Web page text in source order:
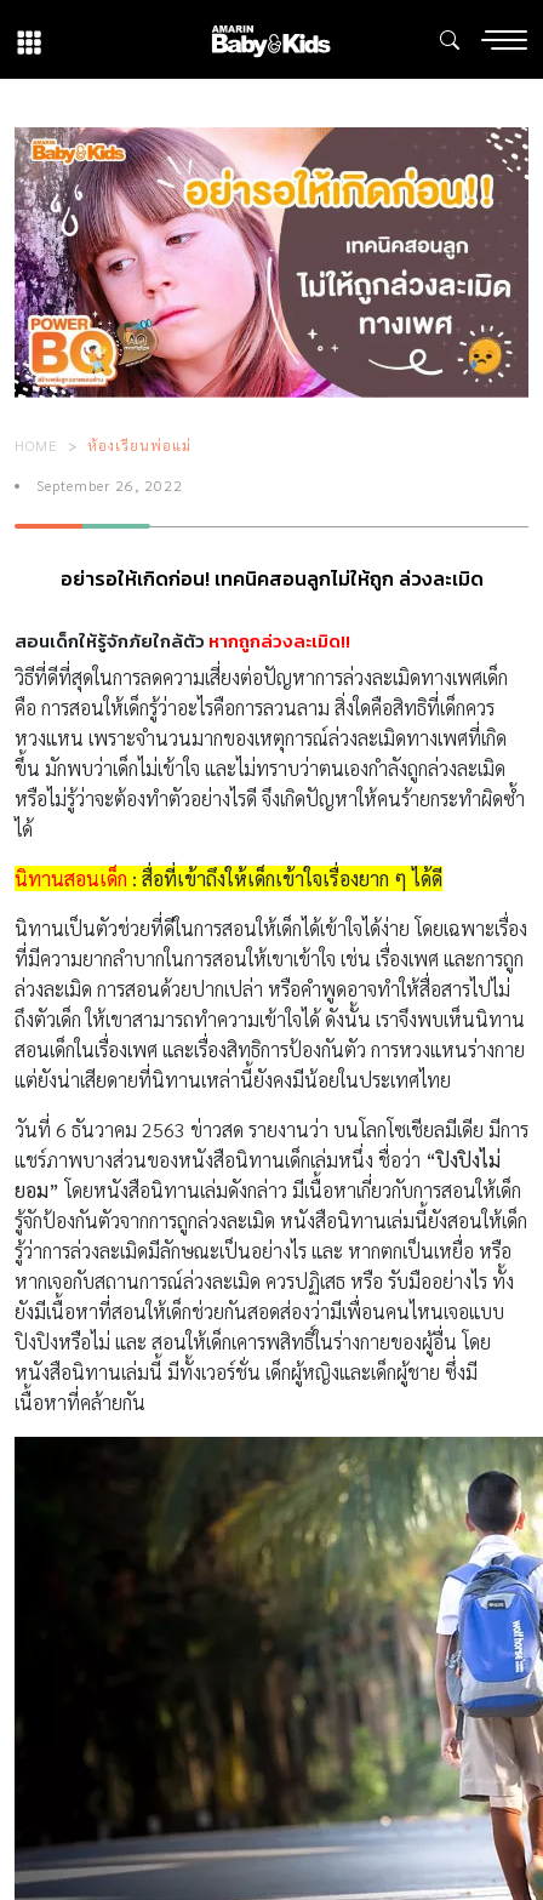
HOME ห้องเรียนพ่อแม่
September 26, 2022
อย่ารอให้เกิดก่อน! เทคนิคสอนลูกไม่ให้ถูก ล่วงละเมิด
สอนเด็กให้รู้จักภัยใกล้ตัว หากถูกล่วงละเมิด!!
วิธีที่ดีที่สุดในการลดความเสี่ยงต่อปัญหาการล่วงละเมิดทางเพศเด็ก
คือ การสอนให้เด็กรู้ว่าอะไรคือการลวนลาม สิ่งใดคือสิทธิที่เด็กควร
หวงแหน เพราะจำนวนมากของเหตุการณ์ล่วงละเมิดทางเพศที่เกิด
ขึ้น มักพบว่าเด็กไม่เข้าใจ และไม่ทราบว่าตนเองกำลังถูกล่วงละเมิด
หรือไม่รู้ว่าจะต้องทำตัวอย่างไรดี จึงเกิดปัญหาให้คนร้ายกระทำผิดซ้ำ
ได้
นิทานสอนเด็ก : สื่อที่เข้าถึงให้เด็กเข้าใจเรื่องยาก ๆ ได้ดี
นิทานเป็นตัวช่วยที่ดีในการสอนให้เด็กได้เข้าใจได้ง่าย โดยเฉพาะเรื่อง
ที่มีความยากลำบากในการสอนให้เขาเข้าใจ เช่น เรื่องเพศ และการถูก
ล่วงละเมิด การสอนด้วยปากเปล่า หรือคำพูดอาจทำให้สื่อสารไปไม่
ถึงตัวเด็ก ให้เขาสามารถทำความเข้าใจได้ ดังนั้น เราจึงพบเห็นนิทาน
สอนเด็กในเรื่องเพศ และเรื่องสิทธิการป้องกันตัว การหวงแหนร่างกาย
แต่ยังน่าเสียดายที่นิทานเหล่านี้ยังคงมีน้อยในประเทศไทย
วันที่ 6 ธันวาคม 2563 ข่าวสด รายงานว่า บนโลกโซเชียลมีเดีย มีการ
แชร์ภาพบางส่วนของหนังสือนิทานเด็กเล่มหนึ่ง ชื่อว่า “ปิงปิงไม่
ยอม” โดยหนังสือนิทานเล่มดังกล่าว มีเนื้อหาเกี่ยวกับการสอนให้เด็ก
รู้จักป้องกันตัวจากการถูกล่วงละเมิด หนังสือนิทานเล่มนี้ยังสอนให้เด็ก
รู้ว่าการล่วงละเมิดมีลักษณะเป็นอย่างไร และ หากตกเป็นเหยื่อ หรือ
หากเจอกับสถานการณ์ล่วงละเมิด ควรปฏิเสธ หรือ รับมืออย่างไร ทั้ง
ยังมีเนื้อหาที่สอนให้เด็กช่วยกันสอดส่องว่ามีเพื่อนคนไหนเจอแบบ
ปิงปิงหรือไม่ และ สอนให้เด็กเคารพสิทธิ์ในร่างกายของผู้อื่น โดย
หนังสือนิทานเล่มนี้ มีทั้งเวอร์ชั่น เด็กผู้หญิงและเด็กผู้ชาย ซึ่งมี
เนื้อหาที่คล้ายกัน